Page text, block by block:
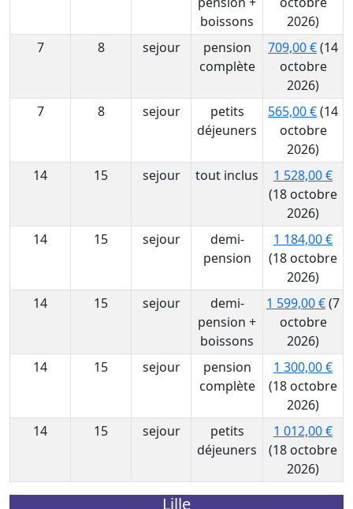
boissons
2026)
7
8 sejour
pension
complète
709,00 €(14
octobre
2026)
7
8 sejour
petits
déjeuners
565,00 €(14
octobre
2026)
14
15 sejour tout inclus
1 528,00 €
(18 octobre
2026)
14
15 sejour
demi-
pension
1 184,00 €
(18 octobre
2026)
14
15 sejour
demi-
pension +
boissons
1 599,00 €(7
octobre
2026)
14
15 sejour
pension
complète
1 300,00 €
(18 octobre
2026)
14
15 sejour
petits
déjeuners
1 012,00 €
(18 octobre
2026)
Lille